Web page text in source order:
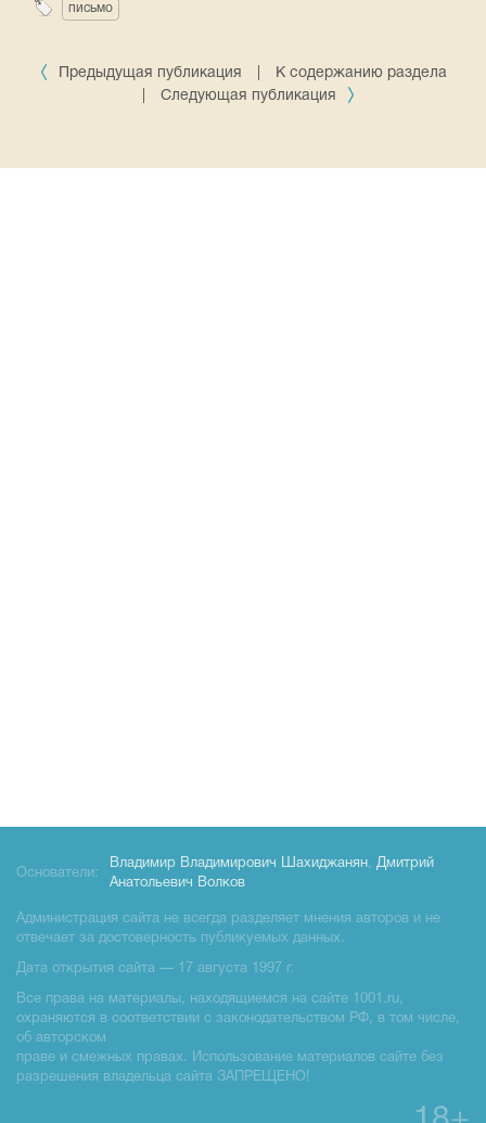
письмо
Предыдущая публикация
К содержанию раздела
Следующая публикация
Основатели:
Владимир Владимирович Шахиджанян, Дмитрий
Анатольевич Волков
Администрация сайта не всегда разделяет мнения авторов и не
отвечает за достоверность публикуемых данных.
Дата открытия сайта — 17 августа 1997 г.
Все права на материалы, находящиемся на сайте 1001.ru,
охраняются в соответствии с законодательством РФ, в том числе,
об авторском
праве и смежных правах. Использование материалов сайте без
разрешения владельца сайта ЗАПРЕЩЕНО!